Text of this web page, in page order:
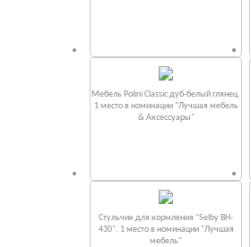
Мебель Polini Classic дуб-белый глянец.
1 место в номинации "Лучшая мебель
& Аксессуары"
Стульчик для кормления "Selby BH-
430". 1 место в номинации "Лучшая
мебель"